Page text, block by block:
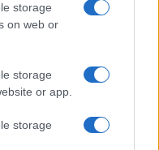
storage
on web or
storage
or app.
storage
malin pour réduire la